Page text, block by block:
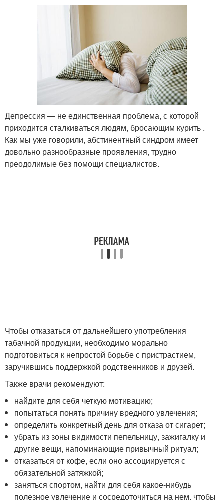
Депрессия — не единственная проблема, с которой
приходится сталкиваться людям, бросающим курить .
Как мы уже говорили, абстинентный синдром имеет
довольно разнообразные проявления, трудно
преодолимые без помощи специалистов.
Чтобы отказаться от дальнейшего употребления
табачной продукции, необходимо морально
подготовиться к непростой борьбе с пристрастием,
заручившись поддержкой родственников и друзей.
Также врачи рекомендуют:
найдите для себя четкую мотивацию;
попытаться понять причину вредного увлечения;
определить конкретный день для отказа от сигарет;
убрать из зоны видимости пепельницу, зажигалку и
другие вещи, напоминающие привычный ритуал;
отказаться от кофе, если оно ассоциируется с
обязательной затяжкой;
заняться спортом, найти для себя какое-нибудь
полезное увлечение и сосредоточиться на нем, чтобы